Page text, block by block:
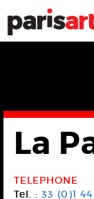
La
TELEPHONE
Tel. : 33 (0)1 44